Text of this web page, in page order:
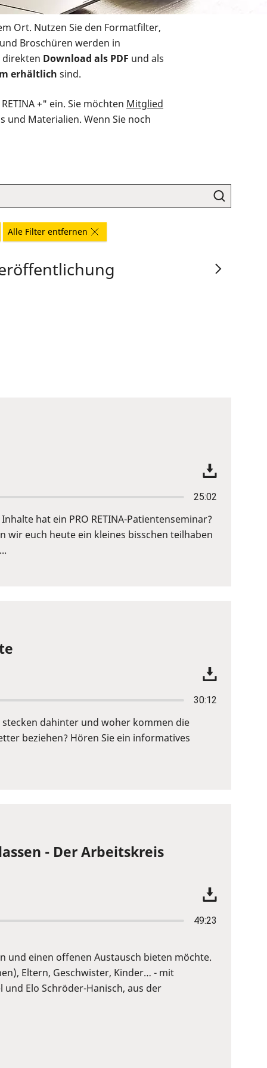
Ort. Nutzen Sie den Formatfilter,
Broschüren werden in
direkten Download als PDF und als
erhältlich sind.
+" ein. Sie möchten Mitglied
und Materialien. Wenn Sie noch
Alle Filter entfernen
25:02
hat ein PRO RETINA-Patientenseminar?
wir euch heute ein kleines bisschen teilhaben
30:12
dahinter und woher kommen die
beziehen? Hören Sie ein informatives
- Der Arbeitskreis
49:23
und einen offenen Austausch bieten möchte.
Eltern, Geschwister, Kinder… - mit
Elo Schröder-Hanisch, aus der